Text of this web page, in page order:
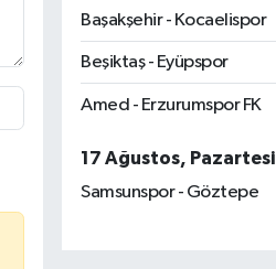
Başakşehir - Kocaelispor
Beşiktaş - Eyüpspor
Amed - Erzurumspor FK
17 Ağustos, Pazartesi
Samsunspor - Göztepe